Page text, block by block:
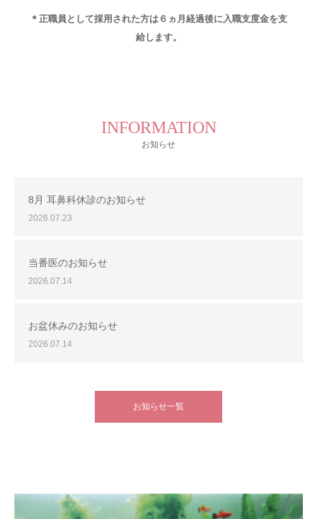
＊正職員として採用された方は６ヵ月経過後に入職支度金を支
給します。
INFORMATION
お知らせ
8月 耳鼻科休診のお知らせ
2026.07.23
当番医のお知らせ
2026.07.14
お盆休みのお知らせ
2026.07.14
お知らせ一覧